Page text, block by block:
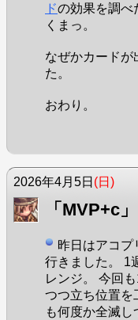
ドの効果を調べ
くまっ。
なぜかカードが
た。
おわり。
2026年4月5日 (日)
「MVP+c」
昨日はアコプ
行きました。 1
レンジ。 今回
つつ立ち位置を
も何度か全滅